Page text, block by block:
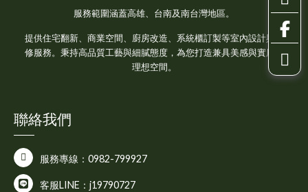
服務範圍涵蓋高雄、台南及南台灣地區。
提供住宅翻新、商業空間、廚房改造、系統櫃訂製等室內設計與裝
修服務。秉持高品質工藝與細膩態度，為您打造兼具美感與實用的
理想空間。
聯絡我們
服務專線：0982-799927
客服LINE：j19790727